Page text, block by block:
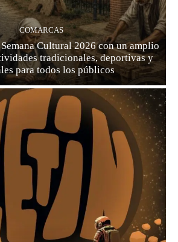
COMARCAS
Cultural 2026 con un amplio
tradicionales, deportivas y
para todos los públicos